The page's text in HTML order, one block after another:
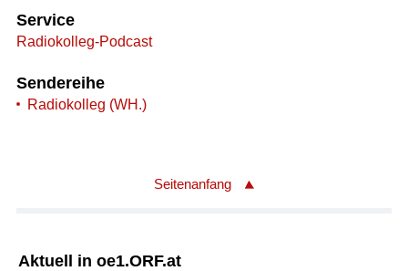
Service
Radiokolleg-Podcast
Sendereihe
Radiokolleg (WH.)
Seitenanfang
Aktuell in oe1.ORF.at